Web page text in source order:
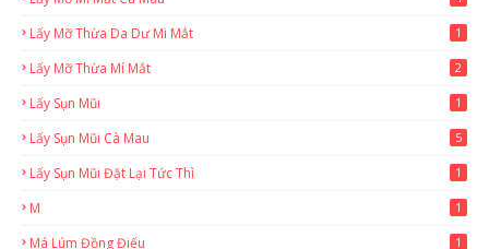
Lấy Mỡ Thừa Da Dư Mi Mắt 1
Lấy Mỡ Thừa Mí Mắt 2
Lấy Sụn Mũi 1
Lấy Sụn Mũi Cà Mau 5
Lấy Sụn Mũi Đặt Lại Tức Thì 1
M 1
Má Lúm Đồng Điếu 1